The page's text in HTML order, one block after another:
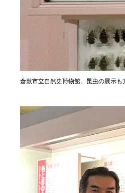
倉敷市立自然史博物館。昆虫の展示も